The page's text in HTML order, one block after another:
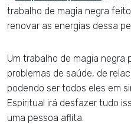
trabalho de magia negra
renovar as energias dessa
Um trabalho de magia negra
problemas de saúde, de
podendo ser todos eles em
Espiritual irá desfazer tudo
uma pessoa aflita.